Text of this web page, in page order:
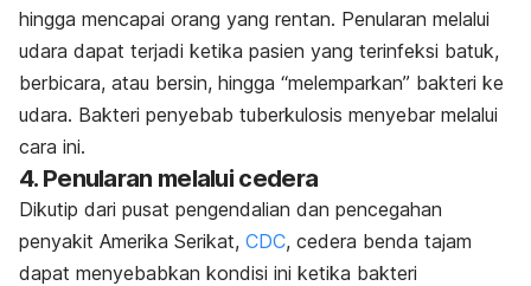
hingga mencapai orang yang rentan. Penularan melalui
udara dapat terjadi ketika pasien yang terinfeksi batuk,
berbicara, atau bersin, hingga “melemparkan” bakteri ke
udara. Bakteri penyebab tuberkulosis menyebar melalui
cara ini.
4. Penularan melalui cedera
Dikutip dari pusat pengendalian dan pencegahan
penyakit Amerika Serikat, CDC, cedera benda tajam
dapat menyebabkan kondisi ini ketika bakteri